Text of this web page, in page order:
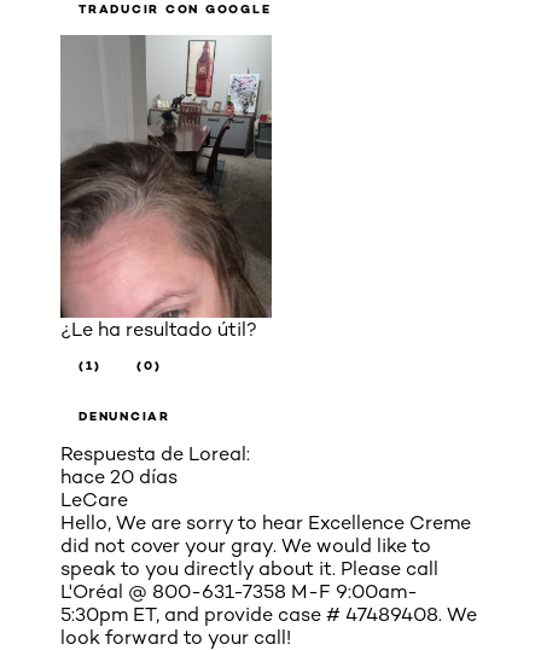
TRADUCIR CON GOOGLE
¿Le ha resultado útil?
(1) (0)
DENUNCIAR
Respuesta de Loreal:
hace 20 días
LeCare
Hello, We are sorry to hear Excellence Creme
did not cover your gray. We would like to
speak to you directly about it. Please call
L'Oréal @ 800-631-7358 M-F 9:00am-
5:30pm ET, and provide case # 47489408. We
look forward to your call!